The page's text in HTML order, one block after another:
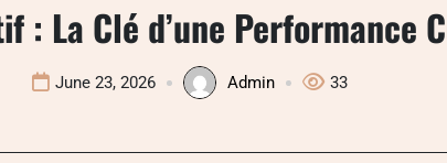
: La Clé d’une Performance
June 23, 2026 Admin 33